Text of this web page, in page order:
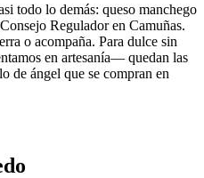
todo lo demás: queso manchego
Regulador en Camuñas.
o acompaña. Para dulce sin
en artesanía— quedan las
de ángel que se compran en